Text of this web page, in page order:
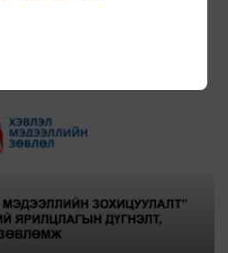
“Сэтгүүл зүйн ёс зүйн
24-ний Пүрэв гаригт
ёс зүй" сэдвийн
цар
хэвлэл мэдээллийн
талаар хамтдаа
иргэний нийгмийн
судлаачдын